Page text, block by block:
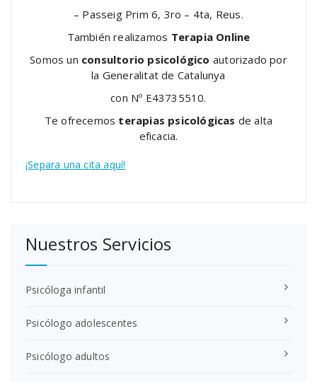
– Passeig Prim 6, 3ro – 4ta, Reus.
También realizamos Terapia Online
Somos un consultorio psicológico autorizado por
la Generalitat de Catalunya
con Nº E43735510.
Te ofrecemos terapias psicológicas de alta
eficacia.
¡Separa una cita aquí!
Nuestros Servicios
Psicóloga infantil
Psicólogo adolescentes
Psicólogo adultos